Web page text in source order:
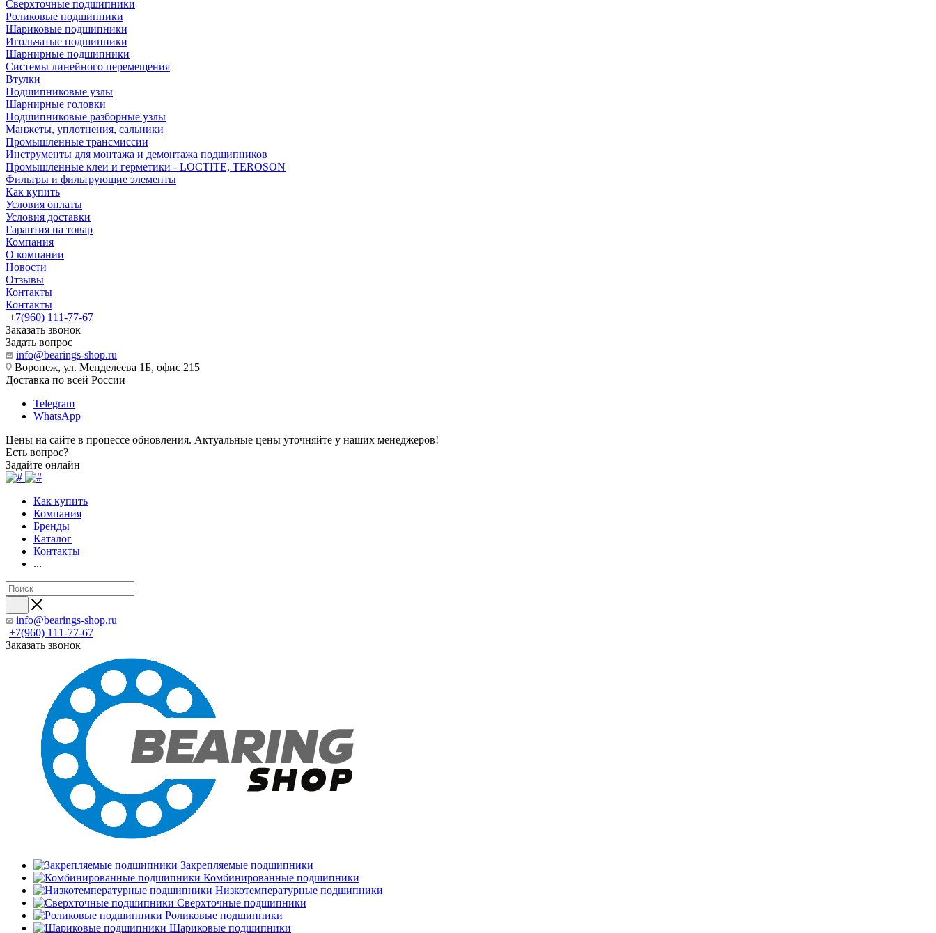
Сверхточные подшипники
Роликовые подшипники
Шариковые подшипники
Игольчатые подшипники
Шарнирные подшипники
Системы линейного перемещения
Втулки
Подшипниковые узлы
Шарнирные головки
Подшипниковые разборные узлы
Манжеты, уплотнения, сальники
Промышленные трансмиссии
Инструменты для монтажа и демонтажа подшипников
Промышленные клеи и герметики - LOCTITE, TEROSON
Фильтры и фильтрующие элементы
Как купить
Условия оплаты
Условия доставки
Гарантия на товар
Компания
О компании
Новости
Отзывы
Контакты
Контакты
+7(960) 111-77-67
Заказать звонок
Задать вопрос
info@bearings-shop.ru
Воронеж, ул. Менделеева 1Б, офис 215
Доставка по всей России
Telegram
WhatsApp
Цены на сайте в процессе обновления. Актуальные цены уточняйте у наших менеджеров!
Есть вопрос?
Задайте онлайн
Как купить
Компания
Бренды
Каталог
Контакты
...
info@bearings-shop.ru
+7(960) 111-77-67
Заказать звонок
Закрепляемые подшипники
Комбинированные подшипники
Низкотемпературные подшипники
Сверхточные подшипники
Роликовые подшипники
Шариковые подшипники